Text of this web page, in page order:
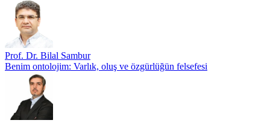
Prof. Dr. Bilal Sambur
Benim ontolojim: Varlık, oluş ve özgürlüğün felsefesi